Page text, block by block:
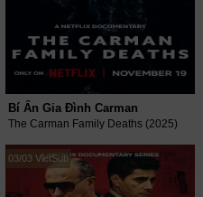
Bí Ẩn Gia Đình Carman
The Carman Family Deaths (2025)
03/03 VietSub